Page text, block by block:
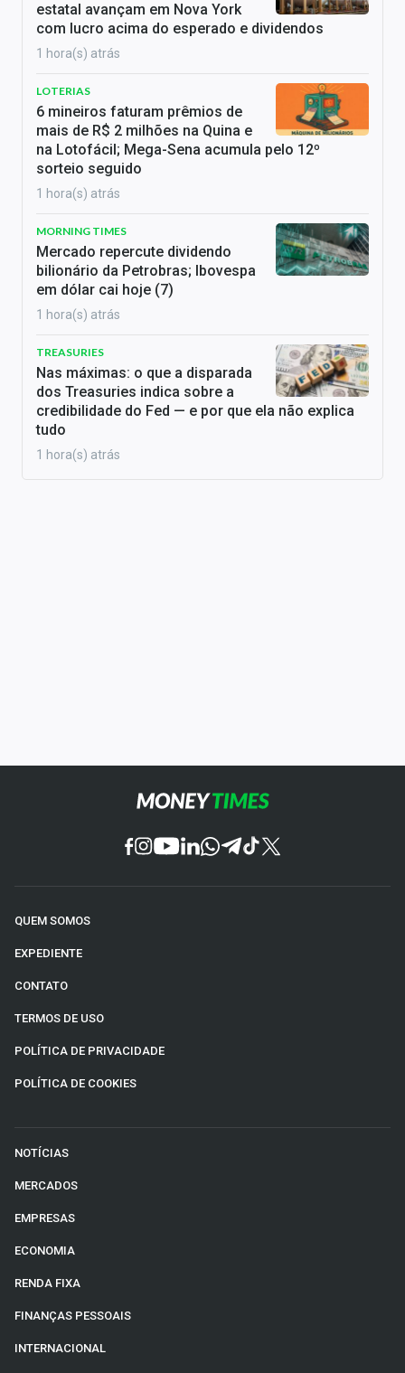
estatal avançam em Nova York
com lucro acima do esperado e dividendos
1 hora(s) atrás
LOTERIAS
6 mineiros faturam prêmios de
mais de R$ 2 milhões na Quina e
na Lotofácil; Mega-Sena acumula pelo 12º
sorteio seguido
1 hora(s) atrás
MORNING TIMES
Mercado repercute dividendo
bilionário da Petrobras; Ibovespa
em dólar cai hoje (7)
1 hora(s) atrás
TREASURIES
Nas máximas: o que a disparada
dos Treasuries indica sobre a
credibilidade do Fed — e por que ela não explica
tudo
1 hora(s) atrás
QUEM SOMOS
EXPEDIENTE
CONTATO
TERMOS DE USO
POLÍTICA DE PRIVACIDADE
POLÍTICA DE COOKIES
NOTÍCIAS
MERCADOS
EMPRESAS
ECONOMIA
RENDA FIXA
FINANÇAS PESSOAIS
INTERNACIONAL